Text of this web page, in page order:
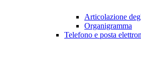
Articolazione
Organigramma
Telefono e posta